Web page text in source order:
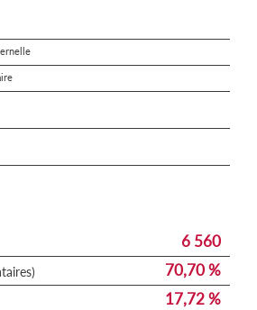
6 560
70,70 %
17,72 %